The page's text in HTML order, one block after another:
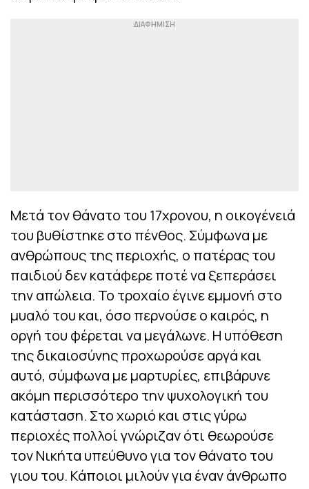
Μετά τον θάνατο του 17χρονου, η οικογένειά
του βυθίστηκε στο πένθος. Σύμφωνα με
ανθρώπους της περιοχής, ο πατέρας του
παιδιού δεν κατάφερε ποτέ να ξεπεράσει
την απώλεια. Το τροχαίο έγινε εμμονή στο
μυαλό του και, όσο περνούσε ο καιρός, η
οργή του φέρεται να μεγάλωνε. Η υπόθεση
της δικαιοσύνης προχωρούσε αργά και
αυτό, σύμφωνα με μαρτυρίες, επιβάρυνε
ακόμη περισσότερο την ψυχολογική του
κατάσταση. Στο χωριό και στις γύρω
περιοχές πολλοί γνώριζαν ότι θεωρούσε
τον Νικήτα υπεύθυνο για τον θάνατο του
γιου του. Κάποιοι μιλούν για έναν άνθρωπο